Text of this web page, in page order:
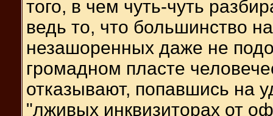
того, в чем чуть-чуть
ведь то, что большинство
незашоренных даже не
громадном пласте
отказывают, попавшись на
"лживых инквизиторах от